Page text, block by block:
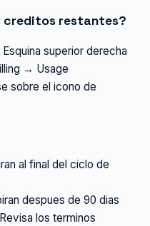
creditos restantes?
superior derecha
→ Usage
sobre el icono de
al final del ciclo de
despues de 90 dias
los terminos